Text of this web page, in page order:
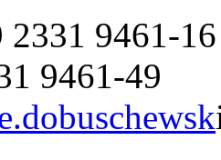
2331 9461-16
9461-49